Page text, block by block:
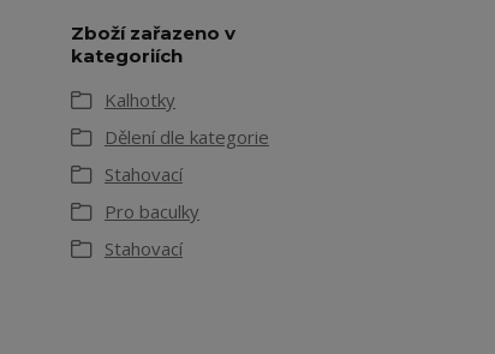
Zboží zařazeno v
kategoriích
Kalhotky
Dělení dle kategorie
Stahovací
Pro baculky
Stahovací